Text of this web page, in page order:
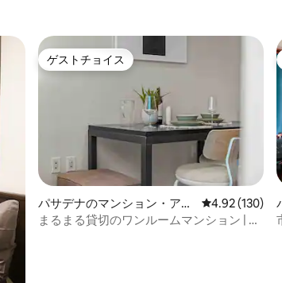
ゲストチョイス
ゲストチョイス
パサデナのマンション・アパ
ート
レビュー130
4.92 (130)
まるまる貸切のワンルームマンション | 旧